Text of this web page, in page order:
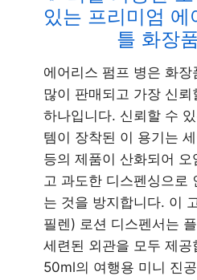
있는 프리미엄
틀 화장
에어리스 펌프 병은 화
많이 판매되고 가장 신
하나입니다. 신뢰할 수
템이 장착된 이 용기는
등의 제품이 산화되어
고 과도한 디스펜싱으로
는 것을 방지합니다. 이
필렌) 로션 디스펜서는
세련된 외관을 모두 제
50ml의 여행용 미니 진